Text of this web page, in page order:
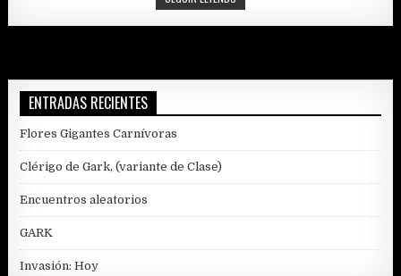
TIERRAS
SOMBRÍAS
ENTRADAS RECIENTES
Flores Gigantes Carnívoras
Clérigo de Gark, (variante de Clase)
Encuentros aleatorios
GARK
Invasión: Hoy